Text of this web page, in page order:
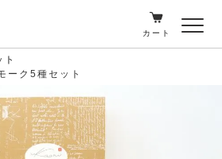
カート
ーク5種セット